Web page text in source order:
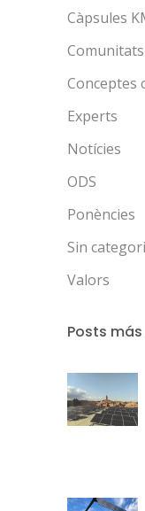
Càpsules
Conceptes
Experts
Notícies
ODS
Ponències
Sin
Valors
Posts